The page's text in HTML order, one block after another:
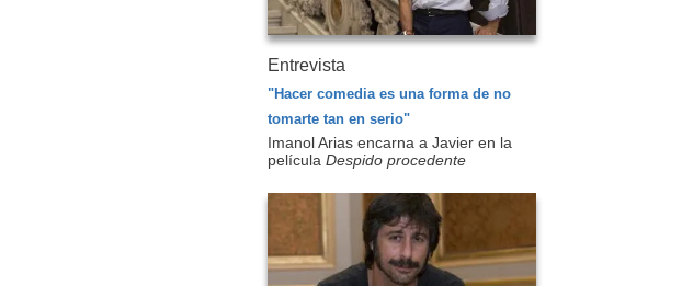
Entrevista
"Hacer comedia es una forma de no
tomarte tan en serio"
Imanol Arias encarna a Javier en la
película Despido procedente